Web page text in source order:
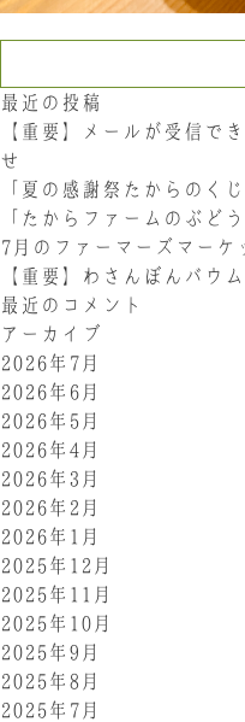
最近の投稿
【重要】メールが受信で
せ
「夏の感謝祭たからのく
「たからファームのぶど
7月のファーマーズマーケ
【重要】わさんぼんバウ
最近のコメント
アーカイブ
2026年7月
2026年6月
2026年5月
2026年4月
2026年3月
2026年2月
2026年1月
2025年12月
2025年11月
2025年10月
2025年9月
2025年8月
2025年7月